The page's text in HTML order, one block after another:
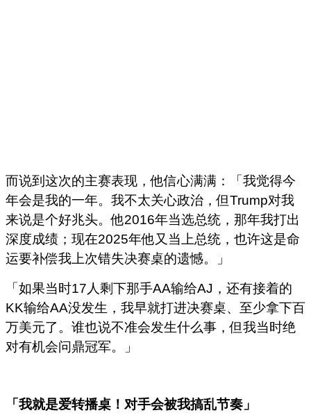
而说到这次的主赛表现，他信心满满：「我觉得今
年会是我的一年。我不太关心政治，但Trump对我
来说是个好兆头。他2016年当选总统，那年我打出
深度成绩；现在2025年他又当上总统，也许这是命
运要补偿我上次错失决赛桌的遗憾。」
「如果当时17人剩下那手AA输给AJ，还有接着的
KK输给AA没发生，我早就打进决赛桌、至少拿下百
万美元了。谁也说不准会发生什么事，但我当时绝
对有机会问鼎冠军。」
「我就是爱转播桌！对手会被我搞乱节奏」